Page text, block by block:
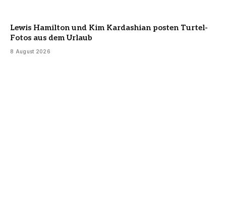
Lewis Hamilton und Kim Kardashian posten Turtel-
Fotos aus dem Urlaub
8 August 2026